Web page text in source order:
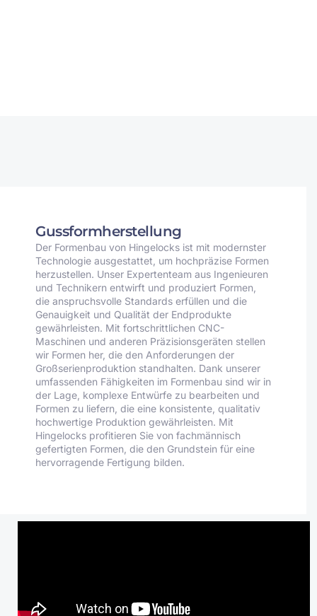
Gussformherstellung
Der Formenbau von Hingelocks ist mit modernster
Technologie ausgestattet, um hochpräzise Formen
herzustellen. Unser Expertenteam aus Ingenieuren
und Technikern entwirft und produziert Formen,
die anspruchsvolle Standards erfüllen und die
Genauigkeit und Qualität der Endprodukte
gewährleisten. Mit fortschrittlichen CNC-
Maschinen und anderen Präzisionsgeräten stellen
wir Formen her, die den Anforderungen der
Großserienproduktion standhalten. Dank unserer
umfassenden Fähigkeiten im Formenbau sind wir in
der Lage, komplexe Entwürfe zu bearbeiten und
Formen zu liefern, die eine konsistente, qualitativ
hochwertige Produktion gewährleisten. Mit
Hingelocks profitieren Sie von fachmännisch
gefertigten Formen, die den Grundstein für eine
hervorragende Fertigung bilden.